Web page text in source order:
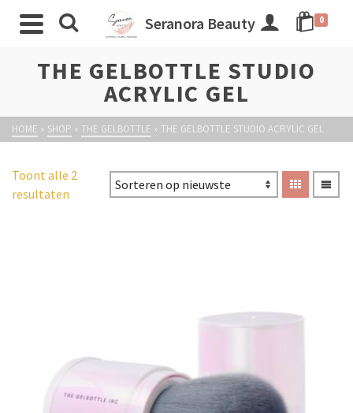
Seranora Beauty 0
THE GELBOTTLE STUDIO
ACRYLIC GEL
HOME » SHOP » THE GELBOTTLE » THE GELBOTTLE STUDIO ACRYLIC GEL
Toont alle 2
resultaten